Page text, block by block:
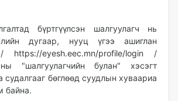
бүртгүүлсэн шалгуулагч нь
дугаар, нууц үгээ ашиглан
https://eyesh.eec.mn/profile/login /
"шалгуулагчийн булан" хэсэгт
судалгааг бөглөөд суудлын хуваариа
байна.